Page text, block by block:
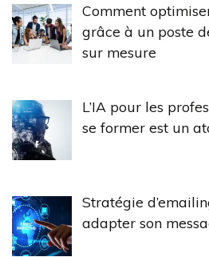
Comment
grâce à un poste
sur mesure
L’IA pour les
se former est un
Stratégie
adapter son